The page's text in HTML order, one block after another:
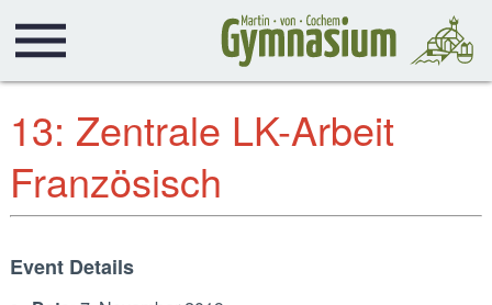
13: Zentrale LK-Arbeit
Französisch
Event Details